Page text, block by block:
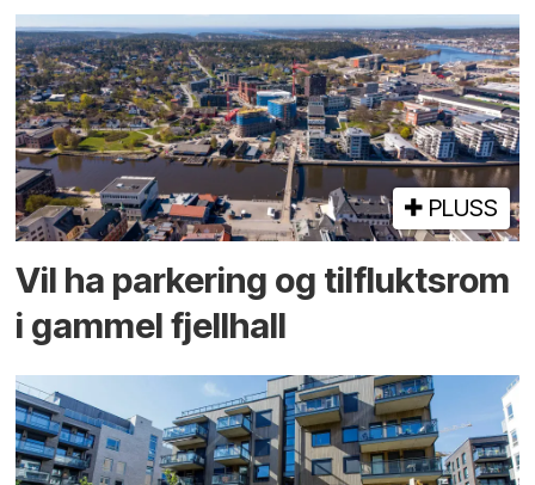
PLUSS
Vil ha parkering og tilflukts­rom
i gammel fjellhall